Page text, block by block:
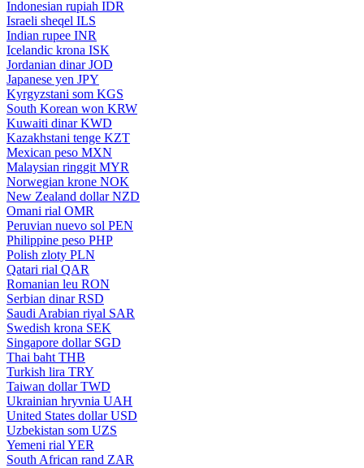
Indonesian rupiah IDR
Israeli sheqel ILS
Indian rupee INR
Icelandic krona ISK
Jordanian dinar JOD
Japanese yen JPY
Kyrgyzstani som KGS
South Korean won KRW
Kuwaiti dinar KWD
Kazakhstani tenge KZT
Mexican peso MXN
Malaysian ringgit MYR
Norwegian krone NOK
New Zealand dollar NZD
Omani rial OMR
Peruvian nuevo sol PEN
Philippine peso PHP
Polish zloty PLN
Qatari rial QAR
Romanian leu RON
Serbian dinar RSD
Saudi Arabian riyal SAR
Swedish krona SEK
Singapore dollar SGD
Thai baht THB
Turkish lira TRY
Taiwan dollar TWD
Ukrainian hryvnia UAH
United States dollar USD
Uzbekistan som UZS
Yemeni rial YER
South African rand ZAR